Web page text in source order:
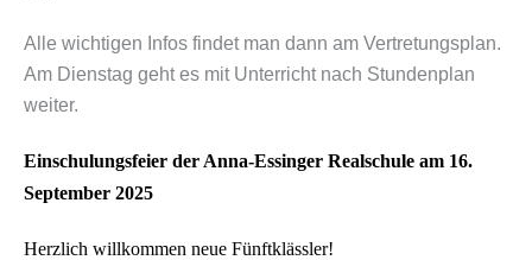
Alle wichtigen Infos findet man dann am Vertretungsplan.
Am Dienstag geht es mit Unterricht nach Stundenplan
weiter.
Einschulungsfeier der Anna-Essinger Realschule am 16.
September 2025
Herzlich willkommen neue Fünftklässler!